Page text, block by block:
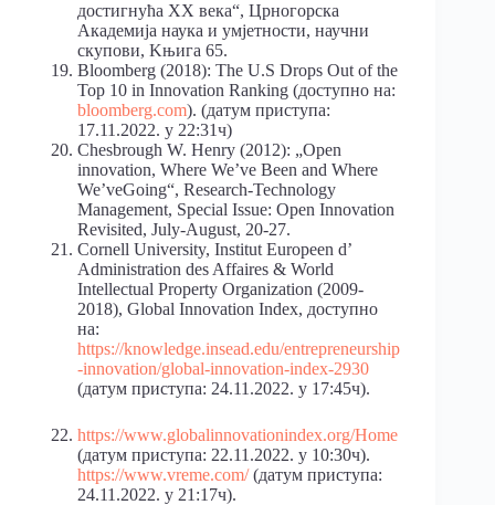
достигнућа XX века“, Црногорска
Академија наука и умјетности, научни
скупови, Kњига 65.
Bloomberg (2018): The U.S Drops Out of the
Top 10 in Innovation Ranking (доступно на:
bloomberg.com). (датум приступа:
17.11.2022. у 22:31ч)
Chesbrough W. Henry (2012): „Open
innovation, Where We’ve Been and Where
We’veGoing“, Research-Technology
Management, Special Issue: Open Innovation
Revisited, July-August, 20-27.
Cornell University, Institut Europeen d’
Administration des Affaires & World
Intellectual Property Organization (2009-
2018), Global Innovation Index, доступно
на:
https://knowledge.insead.edu/entrepreneurship
-innovation/global-innovation-index-2930
(датум приступа: 24.11.2022. у 17:45ч).
https://www.globalinnovationindex.org/Home
(датум приступа: 22.11.2022. у 10:30ч).
https://www.vreme.com/(датум приступа:
24.11.2022. у 21:17ч).